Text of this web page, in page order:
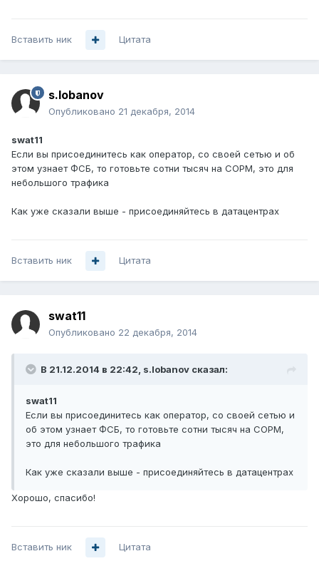
Вставить ник Цитата
s.lobanov
Опубликовано 21 декабря, 2014
swat11
Если вы присоединитесь как оператор, со своей сетью и об
этом узнает ФСБ, то готовьте сотни тысяч на СОРМ, это для
небольшого трафика
Как уже сказали выше - присоединяйтесь в датацентрах
Вставить ник Цитата
swat11
Опубликовано 22 декабря, 2014
В 21.12.2014 в 22:42, s.lobanov сказал:
swat11
Если вы присоединитесь как оператор, со своей сетью и
об этом узнает ФСБ, то готовьте сотни тысяч на СОРМ,
это для небольшого трафика
Как уже сказали выше - присоединяйтесь в датацентрах
Хорошо, спасибо!
Вставить ник Цитата